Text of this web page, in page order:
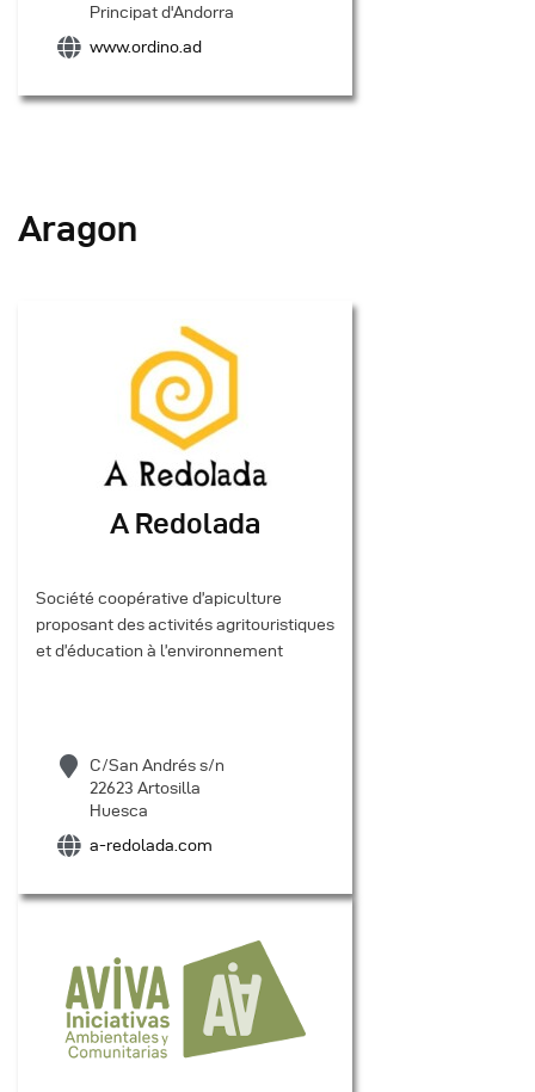
Principat d'Andorra
www.ordino.ad
Aragon
A Redolada
Société coopérative d’apiculture
proposant des activités agritouristiques
et d’éducation à l’environnement
C/San Andrés s/n
22623 Artosilla
Huesca
a-redolada.com